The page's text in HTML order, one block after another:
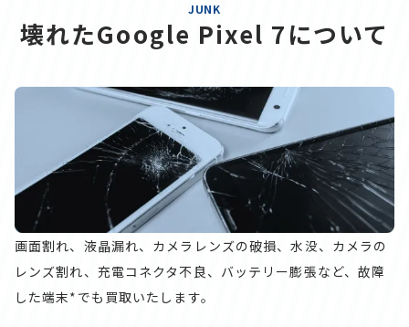
JUNK
壊れたGoogle Pixel 7について
画面割れ、液晶漏れ、カメラレンズの破損、水没、カメラの
レンズ割れ、充電コネクタ不良、バッテリー膨張など、故障
した端末*でも買取いたします。